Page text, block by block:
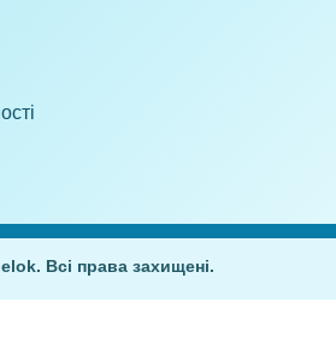
Всі права захищені.